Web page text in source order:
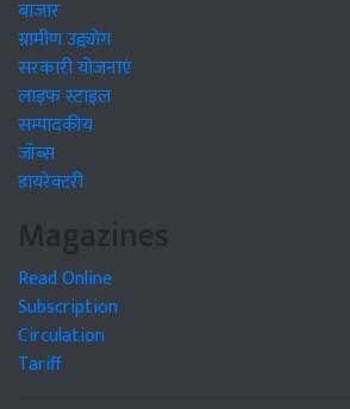
बाजार
ग्रामीण उद्द्योग
सरकारी योजनाएं
लाइफ स्टाइल
सम्पादकीय
जॉब्स
डायरेक्टरी
Magazines
Read Online
Subscription
Circulation
Tariff